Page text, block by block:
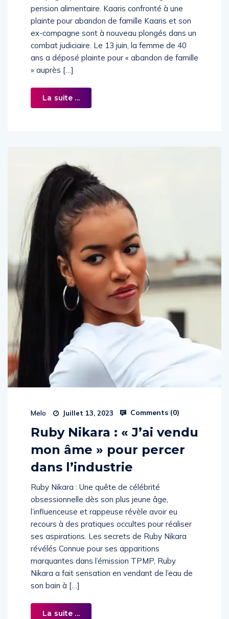
pension alimentaire. Kaaris confronté à une
plainte pour abandon de famille Kaaris et son
ex-compagne sont à nouveau plongés dans un
combat judiciaire. Le 13 juin, la femme de 40
ans a déposé plainte pour « abandon de famille
» auprès […]
La suite ...
Melo Juillet 13, 2023 Comments (0)
Ruby Nikara : « J’ai vendu
mon âme » pour percer
dans l’industrie
Ruby Nikara : Une quête de célébrité
obsessionnelle dès son plus jeune âge,
l’influenceuse et rappeuse révèle avoir eu
recours à des pratiques occultes pour réaliser
ses aspirations. Les secrets de Ruby Nikara
révélés Connue pour ses apparitions
marquantes dans l’émission TPMP, Ruby
Nikara a fait sensation en vendant de l’eau de
son bain à […]
La suite ...